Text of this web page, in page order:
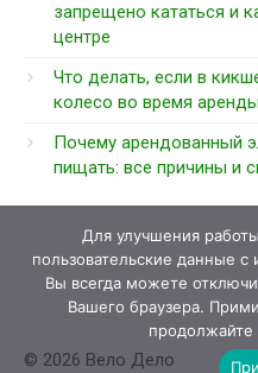
запрещено кататься и
центре
Что делать, если в
колесо во время
Почему арендованный
пищать: все причины и
© 2026 Вело Дело
Для улучшения
пользовательские данные
Вы всегда можете
Вашего браузера.
продолжайте